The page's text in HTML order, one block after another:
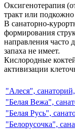
Оксигенотерапия
тракт или
В санаторно-
формирования
направления часто
запаха не имеет.
Кислородные
активизации
"Алеся",
"Белая Вежа",
"Белая Русь",
"Белорусочка",